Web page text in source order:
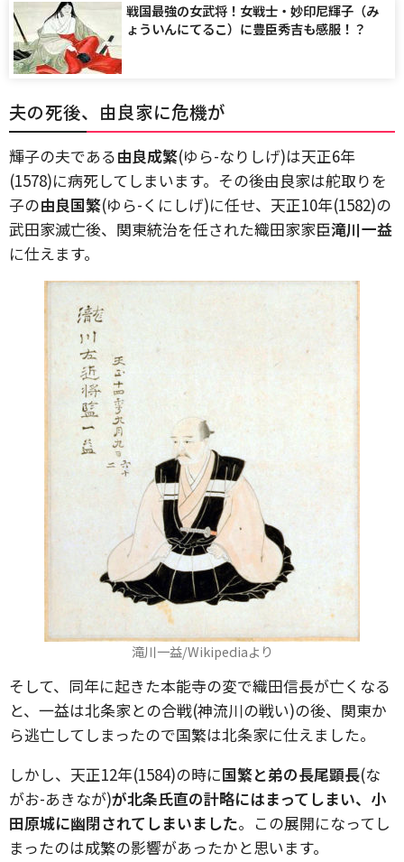
戦国最強の女武将！女戦士・妙印尼輝子（み
ょういんにてるこ）に豊臣秀吉も感服！？
夫の死後、由良家に危機が
輝子の夫である由良成繁(ゆら-なりしげ)は天正6年
(1578)に病死してしまいます。その後由良家は舵取りを
子の由良国繁(ゆら-くにしげ)に任せ、天正10年(1582)の
武田家滅亡後、関東統治を任された織田家家臣滝川一益
に仕えます。
滝川一益/Wikipediaより
そして、同年に起きた本能寺の変で織田信長が亡くなる
と、一益は北条家との合戦(神流川の戦い)の後、関東か
ら逃亡してしまったので国繁は北条家に仕えました。
しかし、天正12年(1584)の時に国繁と弟の長尾顕長(な
がお-あきなが)が北条氏直の計略にはまってしまい、小
田原城に幽閉されてしまいました。この展開になってし
まったのは成繁の影響があったかと思います。